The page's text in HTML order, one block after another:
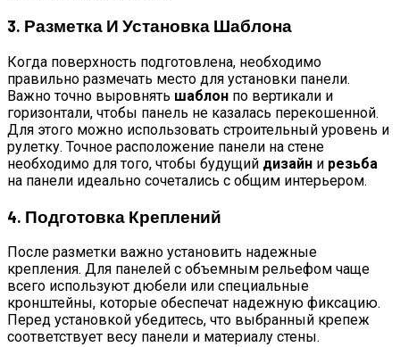
3. Разметка И Установка Шаблона
Когда поверхность подготовлена, необходимо
правильно размечать место для установки панели.
Важно точно выровнять шаблон по вертикали и
горизонтали, чтобы панель не казалась перекошенной.
Для этого можно использовать строительный уровень и
рулетку. Точное расположение панели на стене
необходимо для того, чтобы будущий дизайн и резьба
на панели идеально сочетались с общим интерьером.
4. Подготовка Креплений
После разметки важно установить надежные
крепления. Для панелей с объемным рельефом чаще
всего используют дюбели или специальные
кронштейны, которые обеспечат надежную фиксацию.
Перед установкой убедитесь, что выбранный крепеж
соответствует весу панели и материалу стены.